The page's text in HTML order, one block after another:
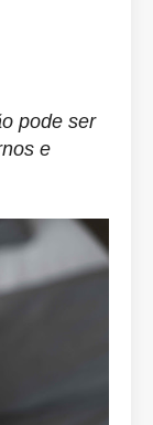
pode ser
e